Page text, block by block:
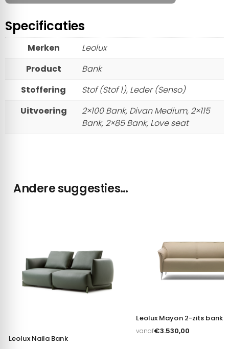
Specificaties
Merken
Leolux
Product
Bank
Stoffering
Stof (Stof 1), Leder (Senso)
Uitvoering
2×100 Bank, Divan Medium, 2×115
Bank, 2×85 Bank, Love seat
Andere suggesties…
Leolux Naila Bank
Leolux Mayon 2-zits bank
vanaf€3.530,00